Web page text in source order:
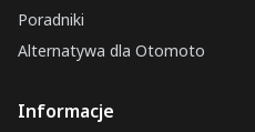
Poradniki
Alternatywa dla Otomoto
Informacje